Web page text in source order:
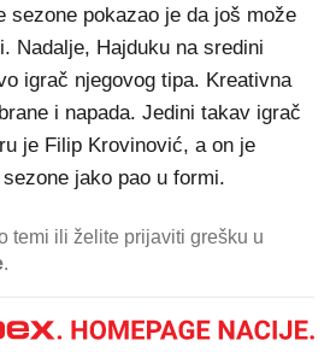
sezone pokazao je da još može
Nadalje, Hajduku na sredini
igrač njegovog tipa. Kreativna
i napada. Jedini takav igrač
je Filip Krovinović, a on je
jako pao u formi.
temi ili želite prijaviti grešku u
.